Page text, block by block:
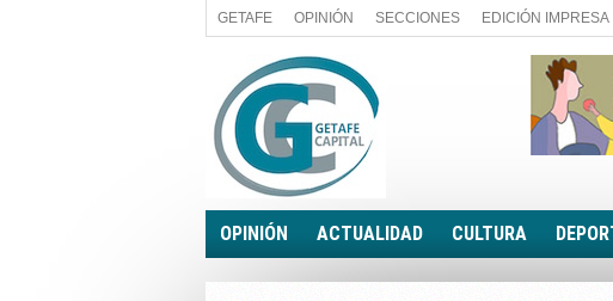
GETAFE OPINIÓN SECCIONES EDICIÓN IMPRESA
OPINIÓN
A FIN DE CUENTAS
ACTUALIDAD
POLÍTICA
CULTURA